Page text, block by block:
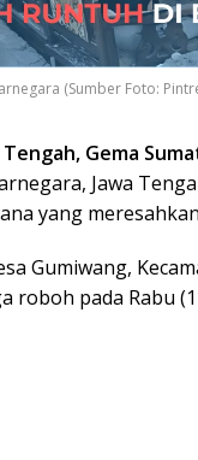
(Sumber Foto:
Tengah, Gema
Jawa
yang
Gumiwang,
roboh pada Rabu